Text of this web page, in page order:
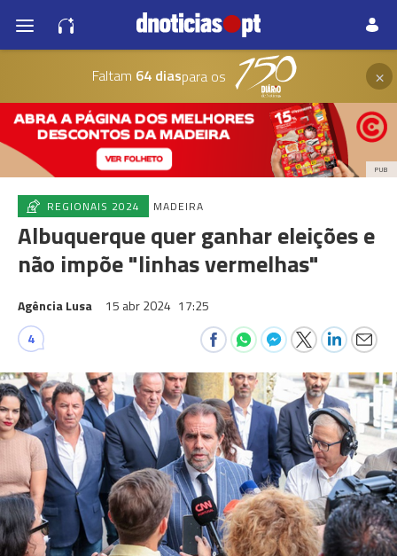
Faltam 64 diaspara os ×
PUB
REGIONAIS 2024 MADEIRA
Albuquerque quer ganhar eleições e
não impõe "linhas vermelhas"
Agência Lusa 15 abr 2024 17:25
4